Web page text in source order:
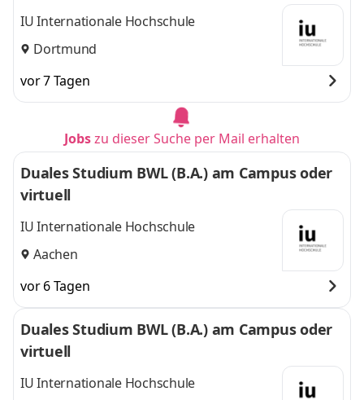
IU Internationale Hochschule
Dortmund
vor 7 Tagen
Jobszu dieser Suche per Mail erhalten
Duales Studium BWL (B.A.) am Campus oder
virtuell
IU Internationale Hochschule
Aachen
vor 6 Tagen
Duales Studium BWL (B.A.) am Campus oder
virtuell
IU Internationale Hochschule